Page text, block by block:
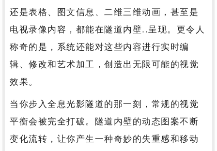
还是表格、图文信息、二维三维动画，甚至是
电视录像内容，都能在隧道内壁..呈现。更令人
称奇的是，系统还能对这些内容进行实时编
辑、修改和艺术加工，创造出无限可能的视觉
效果。
当你步入全息光影隧道的那一刻，常规的视觉
平衡会被完全打破。隧道内壁的动态图案不断
变化流转，让你产生一种奇妙的失重感和移动